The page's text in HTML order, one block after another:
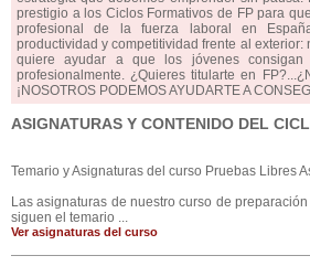
prestigio a los Ciclos Formativos de FP para
profesional de la fuerza laboral en
productividad y competitividad frente al exterior:
quiere ayudar a que los jóvenes consigan
profesionalmente. ¿Quieres titularte en
¡NOSOTROS PODEMOS AYUDARTE A
ASIGNATURAS Y CONTENIDO DEL
Temario y Asignaturas del curso Pruebas Libres
Las asignaturas de nuestro curso de
siguen el temario ...
Ver asignaturas del curso